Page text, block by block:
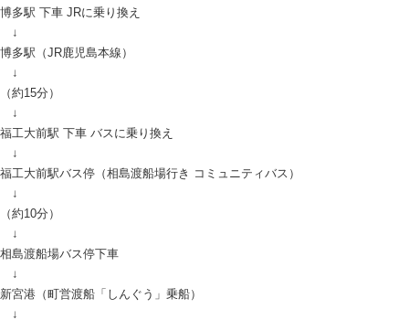
博多駅 下車 JRに乗り換え
↓
博多駅（JR鹿児島本線）
↓
（約15分）
↓
福工大前駅 下車 バスに乗り換え
↓
福工大前駅バス停（相島渡船場行き コミュニティバス）
↓
（約10分）
↓
相島渡船場バス停下車
↓
新宮港（町営渡船「しんぐう」乗船）
↓